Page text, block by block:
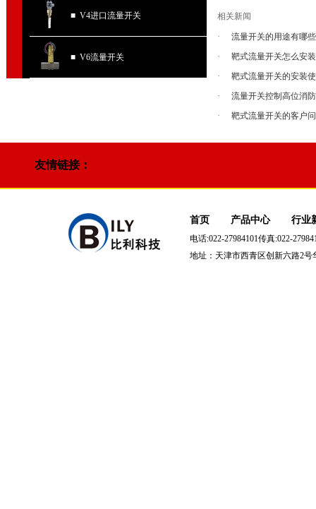
■ V4进口流量开关
■ V6流量开关
相关新闻
·
流量开关的用途有哪
·
靶式流量开关怎么安
·
靶式流量开关的安装
·
流量开关控制高位消
·
靶式流量开关的客户
友情链接：
首页 产品中心 行业
电话:022-27984101传真:022-
地址：天津市西青区创新六路2号